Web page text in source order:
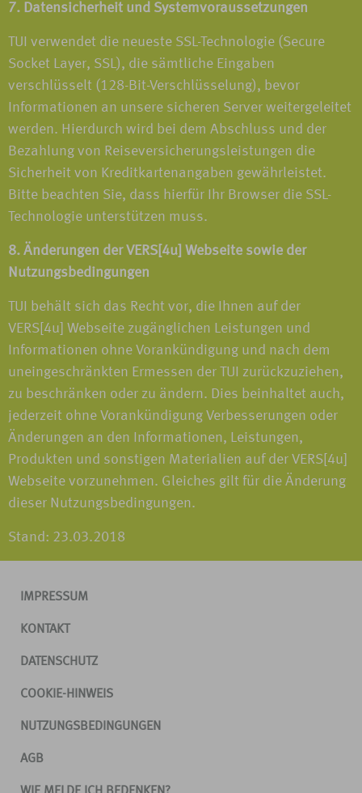
7. Datensicherheit und Systemvoraussetzungen
TUI verwendet die neueste SSL-Technologie (Secure
Socket Layer, SSL), die sämtliche Eingaben
verschlüsselt (128-Bit-Verschlüsselung), bevor
Informationen an unsere sicheren Server weitergeleitet
werden. Hierdurch wird bei dem Abschluss und der
Bezahlung von Reiseversicherungsleistungen die
Sicherheit von Kreditkartenangaben gewährleistet.
Bitte beachten Sie, dass hierfür Ihr Browser die SSL-
Technologie unterstützen muss.
8. Änderungen der VERS[4u] Webseite sowie der
Nutzungsbedingungen
TUI behält sich das Recht vor, die Ihnen auf der
VERS[4u] Webseite zugänglichen Leistungen und
Informationen ohne Vorankündigung und nach dem
uneingeschränkten Ermessen der TUI zurückzuziehen,
zu beschränken oder zu ändern. Dies beinhaltet auch,
jederzeit ohne Vorankündigung Verbesserungen oder
Änderungen an den Informationen, Leistungen,
Produkten und sonstigen Materialien auf der VERS[4u]
Webseite vorzunehmen. Gleiches gilt für die Änderung
dieser Nutzungsbedingungen.
Stand: 23.03.2018
IMPRESSUM
KONTAKT
DATENSCHUTZ
COOKIE-HINWEIS
NUTZUNGSBEDINGUNGEN
AGB